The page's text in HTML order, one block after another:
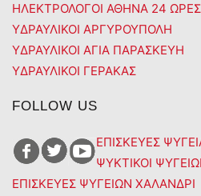
ΗΛΕΚΤΡΟΛΟΓΟΙ ΑΘΗΝΑ 24 ΩΡΕΣ
ΥΔΡΑΥΛΙΚΟΙ ΑΡΓΥΡΟΥΠΟΛΗ
ΥΔΡΑΥΛΙΚΟΙ ΑΓΙΑ ΠΑΡΑΣΚΕΥΗ
ΥΔΡΑΥΛΙΚΟΙ ΓΕΡΑΚΑΣ
FOLLOW US
ΕΠΙΣΚΕΥΕΣ
ΨΥΚΤΙΚΟΙ
ΕΠΙΣΚΕΥΕΣ ΨΥΓΕΙΩΝ ΧΑΛΑΝΔΡΙ